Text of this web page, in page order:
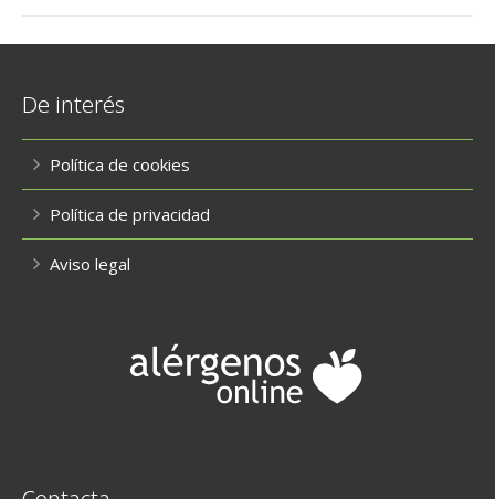
De interés
Política de cookies
Política de privacidad
Aviso legal